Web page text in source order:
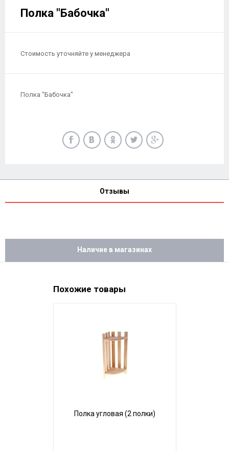
Полка "Бабочка"
Стоимость уточняйте у менеджера
Полка "Бабочка"
Отзывы
Наличие в магазинах
Похожие товары
Полка угловая (2 полки)